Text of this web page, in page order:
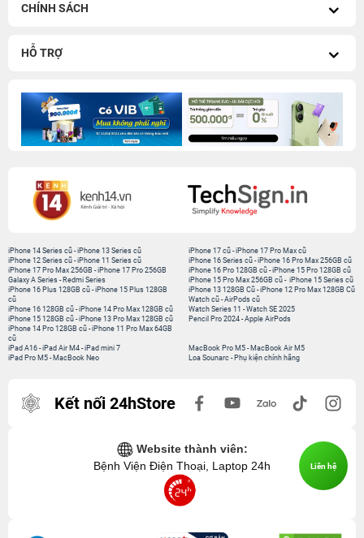
CHÍNH SÁCH
HỖ TRỢ
iPhone 14 Series cũ -iPhone 13 Series cũ
iPhone 12 Series cũ -iPhone 11 Series cũ
iPhone 17 Pro Max 256GB -iPhone 17 Pro 256GB
Galaxy A Series - Redmi Series
iPhone 17 cũ-iPhone 17 Pro Max cũ
iPhone 16 Series cũ- iPhone 16 Pro Max 256GB cũ
iPhone 16 Pro 128GB cũ-iPhone 15 Pro 128GB cũ
iPhone 15 Pro Max 256GB cũ- iPhone 15 Series cũ
iPhone 16 Plus 128GB cũ -iPhone 15 Plus 128GB
cũ
iPhone 16 128GB cũ -iPhone 14 Pro Max 128GB cũ
iPhone 15 128GB cũ -iPhone 13 Pro Max 128GB cũ
iPhone 14 Pro 128GB cũ -iPhone 11 Pro Max 64GB
cũ
iPhone 13 128GB Cũ-iPhone 12 Pro Max 128GB Cũ
Watch cũ-AirPods cũ
Watch Series 11 -Watch SE 2025
Pencil Pro 2024-Apple AirPods
iPad A16 -iPad Air M4 -iPad mini 7
iPad Pro M5 - MacBook Neo
MacBook Pro M5- MacBook Air M5
Loa Sounarc- Phụ kiện chính hãng
Kết nối 24hStore
Website thành viên:
Bệnh Viện Điện Thoại, Laptop 24h
Liên hệ